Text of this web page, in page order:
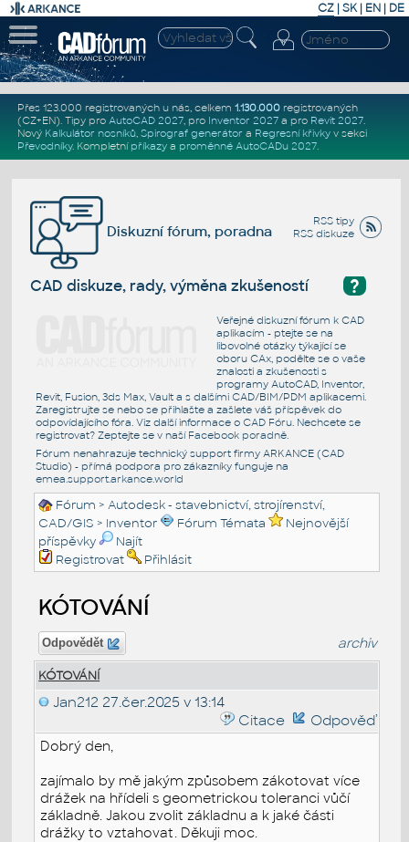
CZ | SK| EN | DE
Přes 123.000 registrovaných u nás, celkem 1.130.000registrovaných
(CZ+EN). Tipy pro AutoCAD 2027, pro Inventor 2027a pro Revit 2027.
Nový Kalkulátor nosníků, Spirograf generátor a Regresní křivkyv sekci
Převodníky. Kompletní příkazya proměnné AutoCADu 2027.
RSS tipy
RSS diskuze
Diskuzní fórum, poradna
?
CAD diskuze, rady, výměna zkušeností
Veřejné diskuzní fórum k CAD
aplikacím - ptejte se na
libovolné otázky týkající se
oboru CAx, podělte se o vaše
znalosti a zkušenosti s
programy AutoCAD, Inventor,
Revit, Fusion, 3ds Max, Vault a s dalšími CAD/BIM/PDM aplikacemi.
Zaregistrujte se nebo se přihlašte a zašlete váš příspěvek do
odpovídajícího fóra. Viz další informace o CAD Fóru. Nechcete se
registrovat? Zeptejte se v naší Facebook poradně.
Fórum nenahrazuje technický support firmy ARKANCE (CAD
Studio) - přímá podpora pro zákazníky funguje na
emea.support.arkance.world
Fórum >Autodesk - stavebnictví, strojírenství,
CAD/GIS > Inventor Fórum Témata
Nejnovější
příspěvky
Najít
Registrovat
Přihlásit
KÓTOVÁNÍ
Odpovědět archiv
KÓTOVÁNÍ
Jan212 27.čer.2025 v 13:14
Citace
Odpověď
Dobrý den,
zajímalo by mě jakým způsobem zákotovat více
drážek na hřídeli s geometrickou toleranci vůčí
základně. Jakou zvolit základnu a k jaké části
drážky to vztahovat. Děkuji moc.